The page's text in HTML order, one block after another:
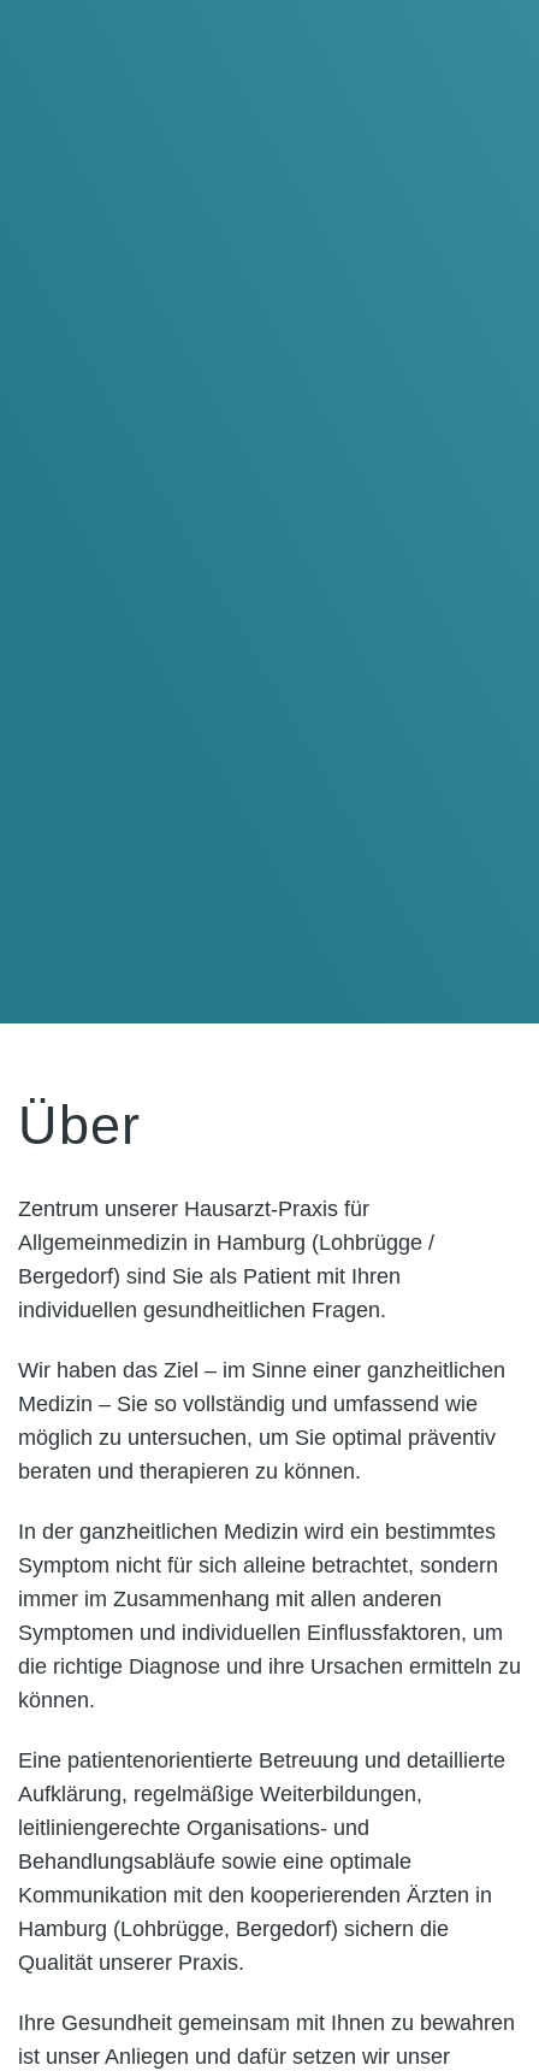
Über
Zentrum unserer Hausarzt-Praxis für
Allgemeinmedizin in Hamburg (Lohbrügge /
Bergedorf) sind Sie als Patient mit Ihren
individuellen gesundheitlichen Fragen.
Wir haben das Ziel – im Sinne einer ganzheitlichen
Medizin – Sie so vollständig und umfassend wie
möglich zu untersuchen, um Sie optimal präventiv
beraten und therapieren zu können.
In der ganzheitlichen Medizin wird ein bestimmtes
Symptom nicht für sich alleine betrachtet, sondern
immer im Zusammenhang mit allen anderen
Symptomen und individuellen Einflussfaktoren, um
die richtige Diagnose und ihre Ursachen ermitteln zu
können.
Eine patientenorientierte Betreuung und detaillierte
Aufklärung, regelmäßige Weiterbildungen,
leitliniengerechte Organisations- und
Behandlungsabläufe sowie eine optimale
Kommunikation mit den kooperierenden Ärzten in
Hamburg (Lohbrügge, Bergedorf) sichern die
Qualität unserer Praxis.
Ihre Gesundheit gemeinsam mit Ihnen zu bewahren
ist unser Anliegen und dafür setzen wir unser